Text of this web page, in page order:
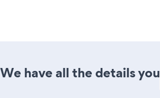
have all the details you